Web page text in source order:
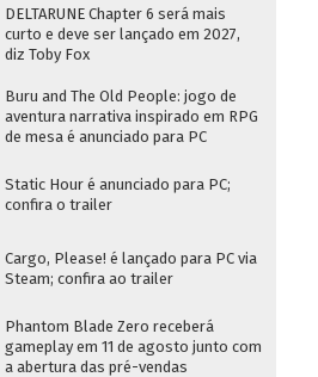
DELTARUNE Chapter 6 será mais
curto e deve ser lançado em 2027,
diz Toby Fox
Buru and The Old People: jogo de
aventura narrativa inspirado em RPG
de mesa é anunciado para PC
Static Hour é anunciado para PC;
confira o trailer
Cargo, Please! é lançado para PC via
Steam; confira ao trailer
Phantom Blade Zero receberá
gameplay em 11 de agosto junto com
a abertura das pré-vendas